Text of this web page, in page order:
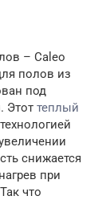
– Caleo
полов из
под
Этот теплый
снижается
при
что